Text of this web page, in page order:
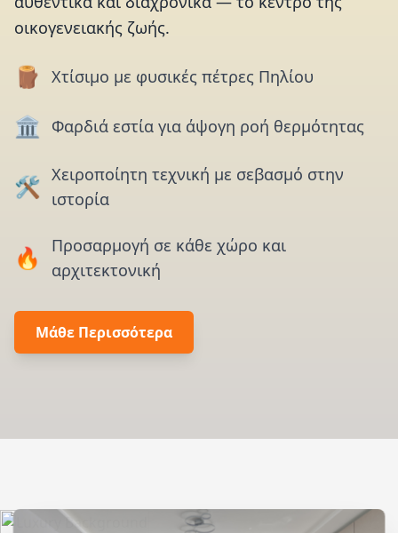
οικογενειακής ζωής.
🪵 Χτίσιμο με φυσικές πέτρες Πηλίου
🏛️ Φαρδιά εστία για άψογη ροή θερμότητας
🛠️ Χειροποίητη τεχνική με σεβασμό στην
ιστορία
🔥
Προσαρμογή σε κάθε χώρο και
αρχιτεκτονική
Μάθε Περισσότερα